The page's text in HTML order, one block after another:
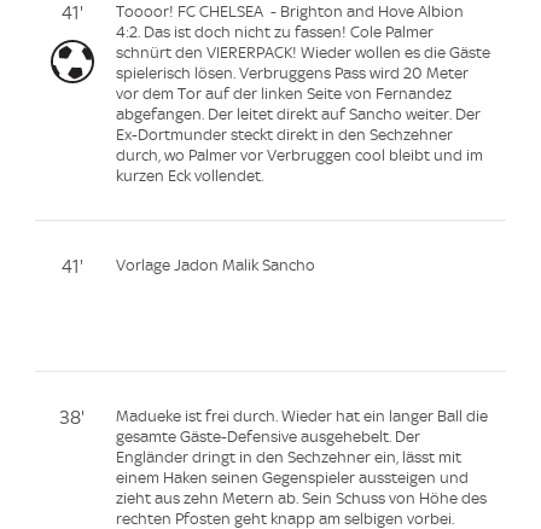
41'
Toooor! FC CHELSEA - Brighton and Hove Albion
4:2. Das ist doch nicht zu fassen! Cole Palmer
schnürt den VIERERPACK! Wieder wollen es die Gäste
spielerisch lösen. Verbruggens Pass wird 20 Meter
vor dem Tor auf der linken Seite von Fernandez
abgefangen. Der leitet direkt auf Sancho weiter. Der
Ex-Dortmunder steckt direkt in den Sechzehner
durch, wo Palmer vor Verbruggen cool bleibt und im
kurzen Eck vollendet.
41' Vorlage Jadon Malik Sancho
38'
Madueke ist frei durch. Wieder hat ein langer Ball die
gesamte Gäste-Defensive ausgehebelt. Der
Engländer dringt in den Sechzehner ein, lässt mit
einem Haken seinen Gegenspieler aussteigen und
zieht aus zehn Metern ab. Sein Schuss von Höhe des
rechten Pfosten geht knapp am selbigen vorbei.